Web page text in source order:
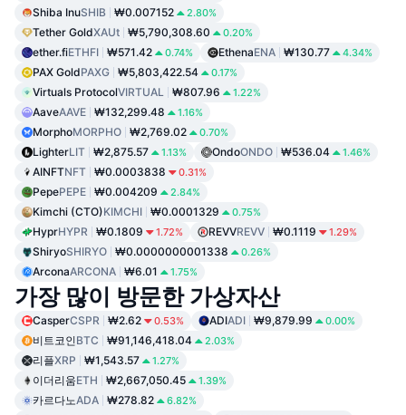
Shiba InuSHIB ₩0.007152 2.80%
Tether GoldXAUt ₩5,790,308.60 0.20%
ether.fiETHFI ₩571.42 0.74% EthenaENA ₩130.77 4.34%
PAX GoldPAXG ₩5,803,422.54 0.17%
Virtuals ProtocolVIRTUAL ₩807.96 1.22%
AaveAAVE ₩132,299.48 1.16%
MorphoMORPHO ₩2,769.02 0.70%
LighterLIT ₩2,875.57 1.13% OndoONDO ₩536.04 1.46%
AINFTNFT ₩0.0003838 0.31%
PepePEPE ₩0.004209 2.84%
Kimchi (CTO)KIMCHI ₩0.0001329 0.75%
HyprHYPR ₩0.1809 1.72% REVVREVV ₩0.1119 1.29%
ShiryoSHIRYO ₩0.0000000001338 0.26%
ArconaARCONA ₩6.01 1.75%
가장 많이 방문한 가상자산
CasperCSPR ₩2.62 0.53% ADIADI ₩9,879.99 0.00%
비트코인BTC ₩91,146,418.04 2.03%
리플XRP ₩1,543.57 1.27%
이더리움ETH ₩2,667,050.45 1.39%
카르다노ADA ₩278.82 6.82%